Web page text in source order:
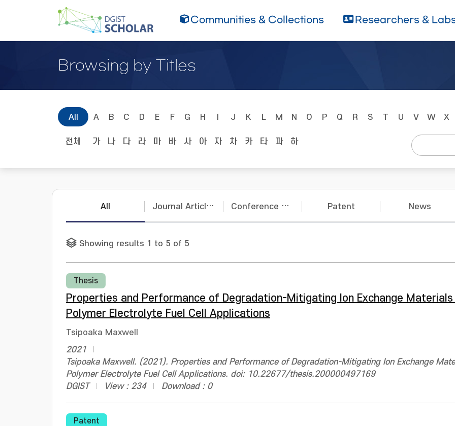
Communities & Collections Researchers &
Browsing by Titles
All A B C D E F G H J K L M N O P Q R S T U V W X
전체 가 나 다 라 마 바 사 아 자 차 카 타 파 하
All Journal Articles Conference Papers Patent News
Showing results 1 to 5 of 5
Thesis
Properties and Performance of Degradation-Mitigating Ion Exchange Materials
Polymer Electrolyte Fuel Cell Applications
Tsipoaka Maxwell
2021
Tsipoaka Maxwell. (2021). Properties and Performance of Degradation-Mitigating Ion Exchange
Polymer Electrolyte Fuel Cell Applications. doi: 10.22677/thesis.200000497169
DGIST
View : 234 Download : 0
Patent